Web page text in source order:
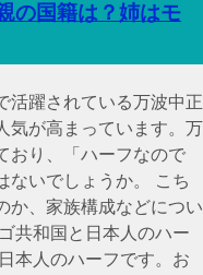
の国籍は？姉はモ
活躍されている万波中正
気が高まっています。万
おり、「ハーフなので
ないでしょうか。 こち
か、家族構成などについ
共和国と日本人のハー
本人のハーフです。お